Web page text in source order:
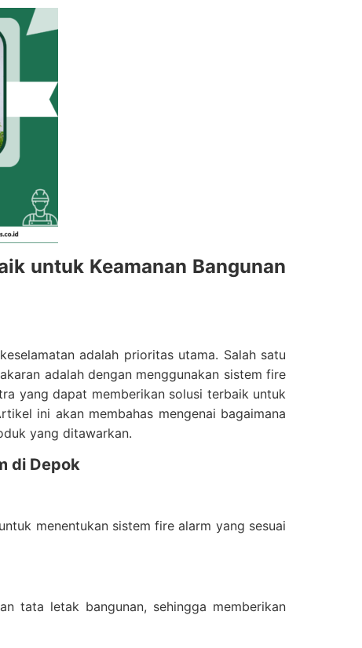
untuk Keamanan Bangunan
adalah prioritas utama. Salah satu
adalah dengan menggunakan sistem fire
yang dapat memberikan solusi terbaik untuk
ini akan membahas mengenai bagaimana
yang ditawarkan.
di Depok
menentukan sistem fire alarm yang sesuai
tata letak bangunan, sehingga memberikan